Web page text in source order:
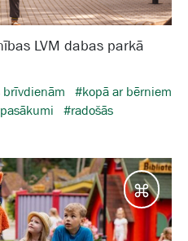
LVM dabas parkā
#kopā ar bērniem
#radošās